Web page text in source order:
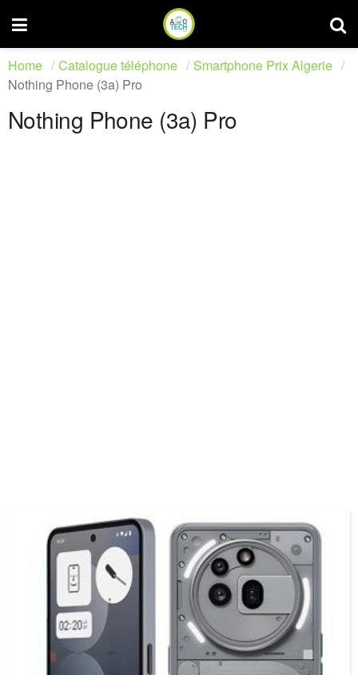
Home Catalogue téléphone
Smartphone Prix Algerie
Nothing Phone (3a) Pro
Nothing Phone (3a) Pro